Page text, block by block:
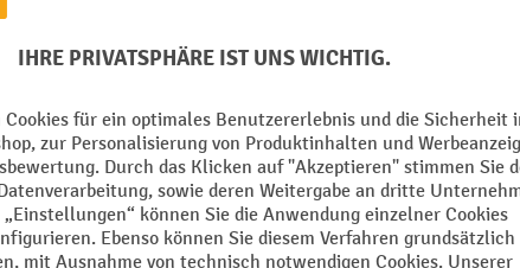
Marke
Segment
Technische Eigenschaften